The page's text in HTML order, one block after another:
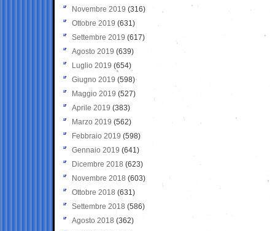
Novembre 2019 (316)
Ottobre 2019 (631)
Settembre 2019 (617)
Agosto 2019 (639)
Luglio 2019 (654)
Giugno 2019 (598)
Maggio 2019 (527)
Aprile 2019 (383)
Marzo 2019 (562)
Febbraio 2019 (598)
Gennaio 2019 (641)
Dicembre 2018 (623)
Novembre 2018 (603)
Ottobre 2018 (631)
Settembre 2018 (586)
Agosto 2018 (362)